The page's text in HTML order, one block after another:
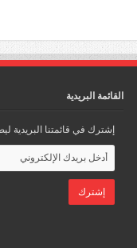
القائمة البريدية
إشترك في قائمتنا البريدية